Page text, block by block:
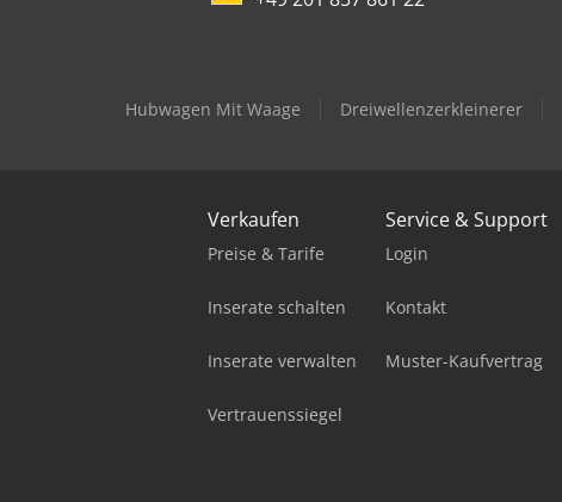
Hubwagen Mit Waage Dreiwellenzerkleinerer
Verkaufen
Preise & Tarife
Inserate schalten
Inserate verwalten
Vertrauenssiegel
Service & Support
Login
Kontakt
Muster-Kaufvertrag